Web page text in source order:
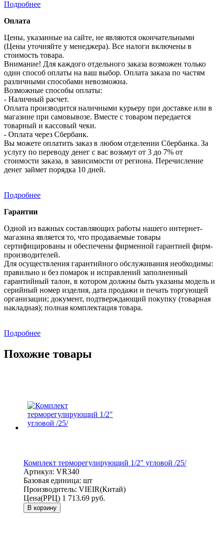
Подробнее
Оплата
Цены, указанные на сайте, не являются окончательными
(Цены уточняйте у менеджера). Все налоги включены в
стоимость товара.
Внимание! Для каждого отдельного заказа возможен только
один способ оплаты на ваш выбор. Оплата заказа по частям
различными способами невозможна.
Возможные способы оплаты:
- Наличный расчет.
Оплата производится наличными курьеру при доставке или в
магазине при самовывозе. Вместе с товаром передается
товарный и кассовый чеки.
- Оплата через Сбербанк.
Вы можете оплатить заказ в любом отделении Сбербанка. За
услугу по переводу денег с вас возьмут от 3 до 7% от
стоимости заказа, в зависимости от региона. Перечисление
денег займет порядка 10 дней.
Подробнее
Гарантии
Одной из важных составляющих работы нашего интернет-
магазина является то, что продаваемые товары
сертифицированы и обеспечены фирменной гарантией фирм-
производителей.
Для осуществления гарантийного обслуживания необходимы:
правильно и без помарок и исправлений заполненный
гарантийный талон, в котором должны быть указаны модель и
серийный номер изделия, дата продажи и печать торгующей
организации; документ, подтверждающий покупку (товарная
накладная); полная комплектация товара.
Подробнее
Похожие товары
Комплект терморегулирующий 1/2" угловой /25/
Артикул: VR340
Базовая единица: шт
Производитель: VIEIR(Китай)
Цена(РРЦ) 1 713.69 руб.
В корзину